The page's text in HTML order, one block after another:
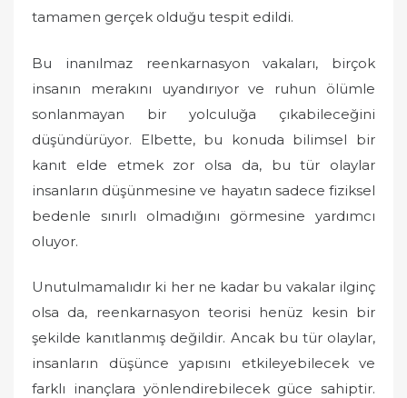
tamamen gerçek olduğu tespit edildi.
Bu inanılmaz reenkarnasyon vakaları, birçok
insanın merakını uyandırıyor ve ruhun ölümle
sonlanmayan bir yolculuğa çıkabileceğini
düşündürüyor. Elbette, bu konuda bilimsel bir
kanıt elde etmek zor olsa da, bu tür olaylar
insanların düşünmesine ve hayatın sadece fiziksel
bedenle sınırlı olmadığını görmesine yardımcı
oluyor.
Unutulmamalıdır ki her ne kadar bu vakalar ilginç
olsa da, reenkarnasyon teorisi henüz kesin bir
şekilde kanıtlanmış değildir. Ancak bu tür olaylar,
insanların düşünce yapısını etkileyebilecek ve
farklı inançlara yönlendirebilecek güce sahiptir.